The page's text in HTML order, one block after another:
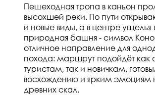
Пешеходная тропа в каньон
высохшей реки. По пути
и новые виды, а в центре ущелья
природная башня - символ
отличное направление для
похода: маршрут подойдёт как
туристам, так и новичкам,
восхождению и ярким
древних скал.